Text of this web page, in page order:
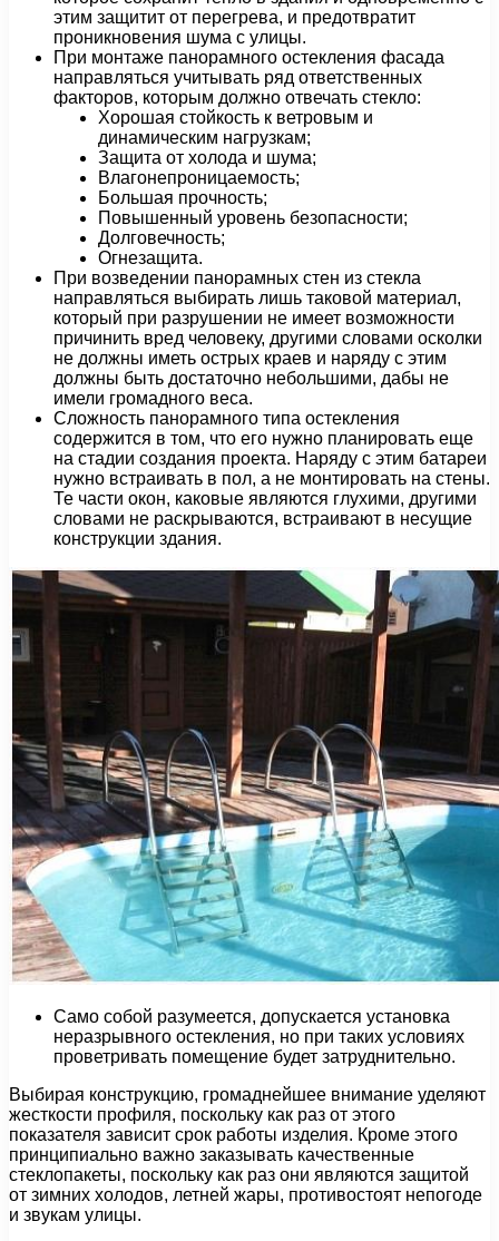
этим защитит от перегрева, и предотвратит
проникновения шума с улицы.
При монтаже панорамного остекления фасада
направляться учитывать ряд ответственных
факторов, которым должно отвечать стекло:
Хорошая стойкость к ветровым и
динамическим нагрузкам;
Защита от холода и шума;
Влагонепроницаемость;
Большая прочность;
Повышенный уровень безопасности;
Долговечность;
Огнезащита.
При возведении панорамных стен из стекла
направляться выбирать лишь таковой материал,
который при разрушении не имеет возможности
причинить вред человеку, другими словами осколки
не должны иметь острых краев и наряду с этим
должны быть достаточно небольшими, дабы не
имели громадного веса.
Сложность панорамного типа остекления
содержится в том, что его нужно планировать еще
на стадии создания проекта. Наряду с этим батареи
нужно встраивать в пол, а не монтировать на стены.
Те части окон, каковые являются глухими, другими
словами не раскрываются, встраивают в несущие
конструкции здания.
Само собой разумеется, допускается установка
неразрывного остекления, но при таких условиях
проветривать помещение будет затруднительно.
Выбирая конструкцию, громаднейшее внимание уделяют
жесткости профиля, поскольку как раз от этого
показателя зависит срок работы изделия. Кроме этого
принципиально важно заказывать качественные
стеклопакеты, поскольку как раз они являются защитой
от зимних холодов, летней жары, противостоят непогоде
и звукам улицы.